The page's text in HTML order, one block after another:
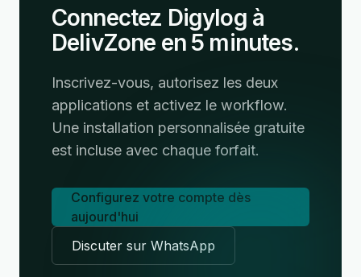
Connectez Digylog à
DelivZone en 5 minutes.
Inscrivez-vous, autorisez les deux
applications et activez le workflow.
Une installation personnalisée gratuite
est incluse avec chaque forfait.
Configurez votre compte dès
aujourd'hui
Discuter sur WhatsApp